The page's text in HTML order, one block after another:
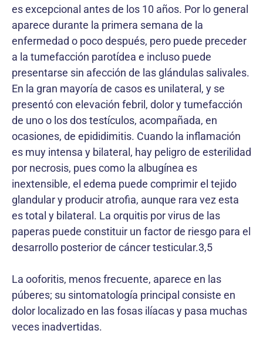
es excepcional antes de los 10 años. Por lo general
aparece durante la primera semana de la
enfermedad o poco después, pero puede preceder
a la tumefacción parotídea e incluso puede
presentarse sin afección de las glándulas salivales.
En la gran mayoría de casos es unilateral, y se
presentó con elevación febril, dolor y tumefacción
de uno o los dos testículos, acompañada, en
ocasiones, de epididimitis. Cuando la inflamación
es muy intensa y bilateral, hay peligro de esterilidad
por necrosis, pues como la albugínea es
inextensible, el edema puede comprimir el tejido
glandular y producir atrofia, aunque rara vez esta
es total y bilateral. La orquitis por virus de las
paperas puede constituir un factor de riesgo para el
desarrollo posterior de cáncer testicular.3,5
La ooforitis, menos frecuente, aparece en las
púberes; su sintomatología principal consiste en
dolor localizado en las fosas ilíacas y pasa muchas
veces inadvertidas.